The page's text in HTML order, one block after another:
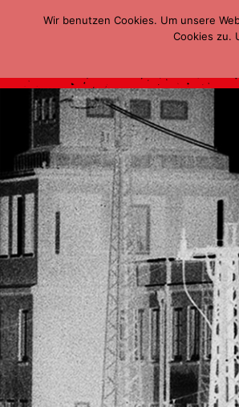
Wir benutzen Cookies. Um unsere
Cookies zu.